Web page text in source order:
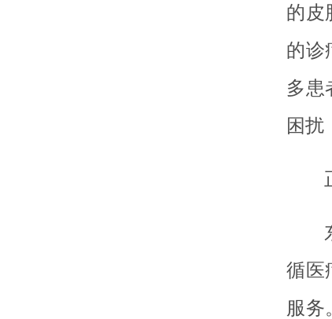
的皮
的诊
多患
困扰
循医
服务